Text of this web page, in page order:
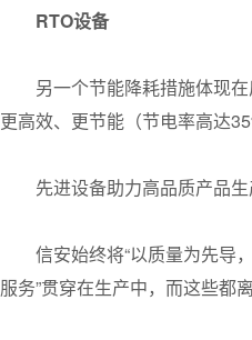
RTO设备
另一个节能降耗措施体现
更高效、更节能（节电率高达
先进设备助力高品质产品
信安始终将“以质量为先导
服务”贯穿在生产中，而这些都